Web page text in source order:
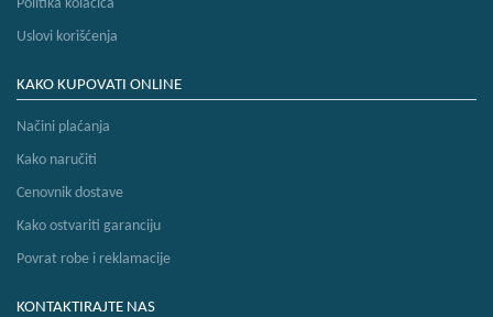
Politika kolačića
Uslovi korišćenja
KAKO KUPOVATI ONLINE
Načini plaćanja
Kako naručiti
Cenovnik dostave
Kako ostvariti garanciju
Povrat robe i reklamacije
KONTAKTIRAJTE NAS